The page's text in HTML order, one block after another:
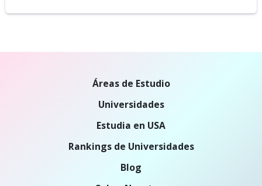
Áreas de Estudio
Universidades
Estudia en USA
Rankings de Universidades
Blog